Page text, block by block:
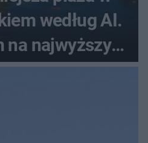
według AI.
na najwyższy